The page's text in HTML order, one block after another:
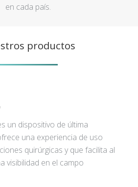
en cada país.
productos
un dispositivo de última
una experiencia de uso
quirúrgicas y que facilita al
visibilidad en el campo